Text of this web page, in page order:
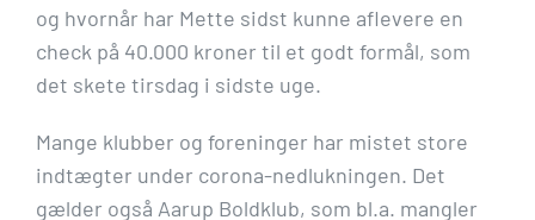
og hvornår har Mette sidst kunne aflevere en
check på 40.000 kroner til et godt formål, som
det skete tirsdag i sidste uge.
Mange klubber og foreninger har mistet store
indtægter under corona-nedlukningen. Det
gælder også Aarup Boldklub, som bl.a. mangler